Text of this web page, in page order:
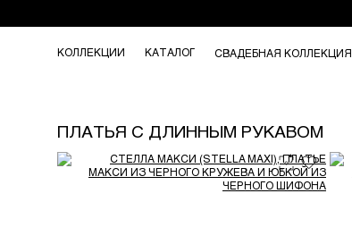
КОЛЛЕКЦИИ КАТАЛОГ СВАДЕБНАЯ КОЛЛЕКЦИЯ
ПЛАТЬЯ С ДЛИННЫМ РУКАВОМ